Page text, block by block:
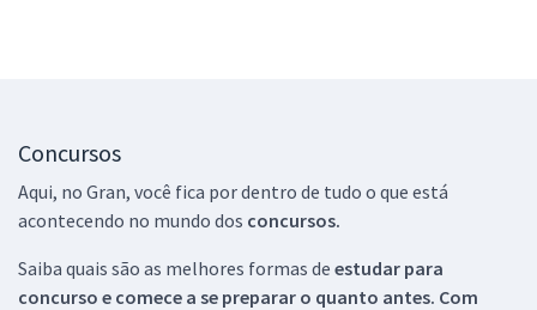
Concursos
Aqui, no Gran, você fica por dentro de tudo o que está
acontecendo no mundo dos concursos.
Saiba quais são as melhores formas de estudar para
concurso e comece a se preparar o quanto antes. Com